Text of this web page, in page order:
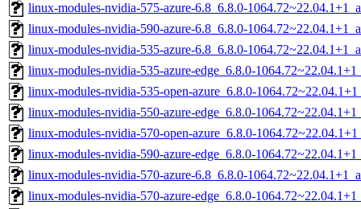
linux-modules-nvidia-575-azure-6.8_6.8.0-
linux-modules-nvidia-590-azure-6.8_6.8.0-
linux-modules-nvidia-535-azure-6.8_6.8.0-
linux-modules-nvidia-535-azure-edge_6.8.0-
linux-modules-nvidia-535-open-azure_6.8.0-
linux-modules-nvidia-550-azure-edge_6.8.0-
linux-modules-nvidia-570-open-azure_6.8.0-
linux-modules-nvidia-590-azure-edge_6.8.0-
linux-modules-nvidia-570-azure-6.8_6.8.0-
linux-modules-nvidia-570-azure-edge_6.8.0-